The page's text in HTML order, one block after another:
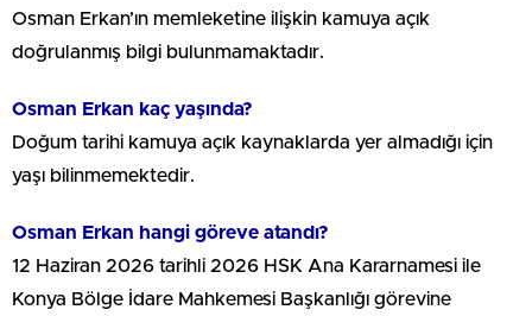
Osman Erkan’ın memleketine ilişkin kamuya açık
doğrulanmış bilgi bulunmamaktadır.
Osman Erkan kaç yaşında?
Doğum tarihi kamuya açık kaynaklarda yer almadığı için
yaşı bilinmemektedir.
Osman Erkan hangi göreve atandı?
12 Haziran 2026 tarihli 2026 HSK Ana Kararnamesi ile
Konya Bölge İdare Mahkemesi Başkanlığı görevine